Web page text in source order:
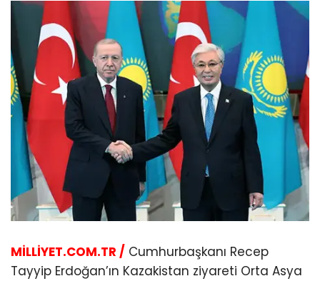
MİLLİYET.COM.TR / Cumhurbaşkanı Recep
Tayyip Erdoğan’ın Kazakistan ziyareti Orta Asya